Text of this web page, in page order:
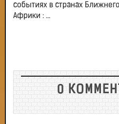
событиях в странах
Африки : ...
0